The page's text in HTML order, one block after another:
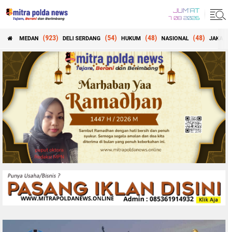
JUM'AT
7 08 2026
MEDAN (923) DELI SERDANG (54) HUKUM (48) NASIONAL (48)